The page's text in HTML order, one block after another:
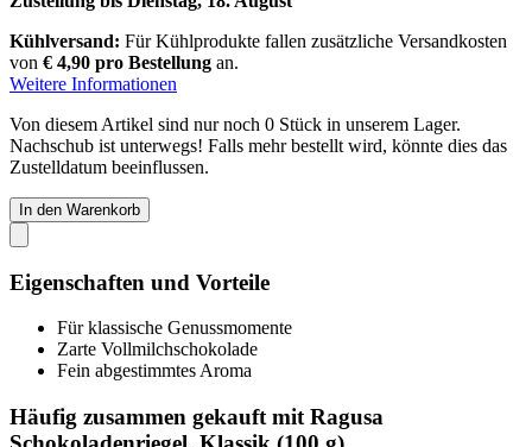
Kühlversand: Für Kühlprodukte fallen zusätzliche Versandkosten
von € 4,90 pro Bestellung an.
Weitere Informationen
Von diesem Artikel sind nur noch 0 Stück in unserem Lager.
Nachschub ist unterwegs! Falls mehr bestellt wird, könnte dies das
Zustelldatum beeinflussen.
In den Warenkorb
Eigenschaften und Vorteile
Für klassische Genussmomente
Zarte Vollmilchschokolade
Fein abgestimmtes Aroma
Häufig zusammen gekauft mit Ragusa